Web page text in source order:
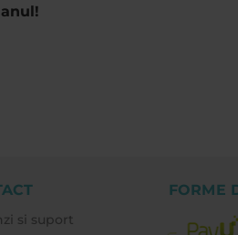
si suport
FORME